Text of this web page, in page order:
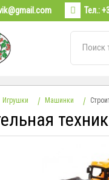
Тел.:
Игрушки Машинки